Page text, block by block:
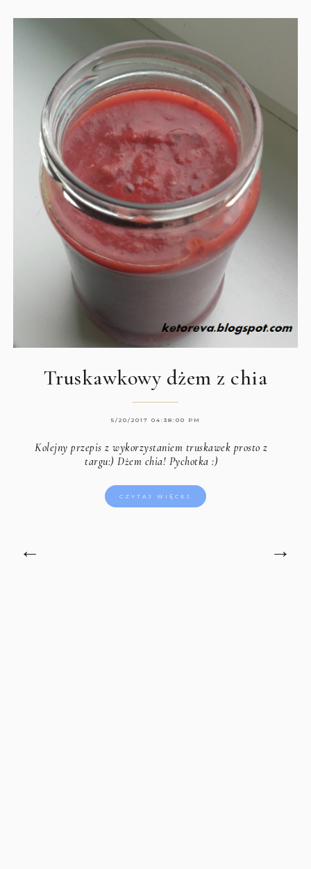
Truskawkowy dżem z chia
5/20/2017 04:38:00 PM
Kolejny przepis z wykorzystaniem truskawek prosto z
targu:) Dżem chia! Pychotka :)
CZYTAJ WIĘCEJ
← →